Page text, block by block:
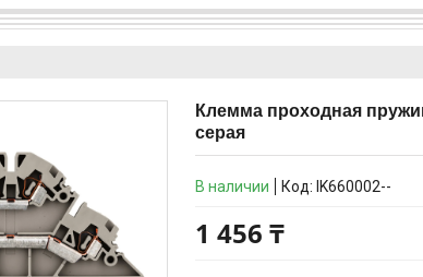
Клемма проходная
серая
В наличии Код: IK660002--
1 456 ₸